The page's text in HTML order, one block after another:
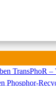
TransPhoR
Phosphor-